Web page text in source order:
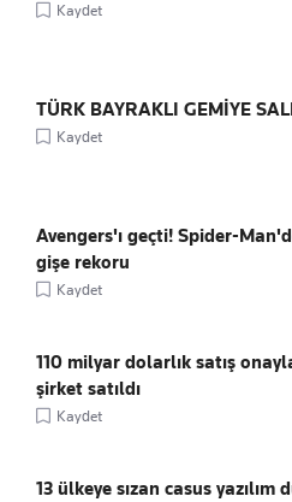
Kaydet
TÜRK BAYRAKLI GEMİYE
Kaydet
Avengers'ı geçti! Spider-
gişe rekoru
Kaydet
110 milyar dolarlık satış
şirket satıldı
Kaydet
13 ülkeye sızan casus yazılım